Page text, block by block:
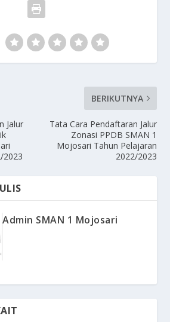
Jalur
2023
BERIKUTNYA
Tata Cara Pendaftaran Jalur
Zonasi PPDB SMAN 1
Mojosari Tahun Pelajaran
2022/2023
Admin SMAN 1 Mojosari